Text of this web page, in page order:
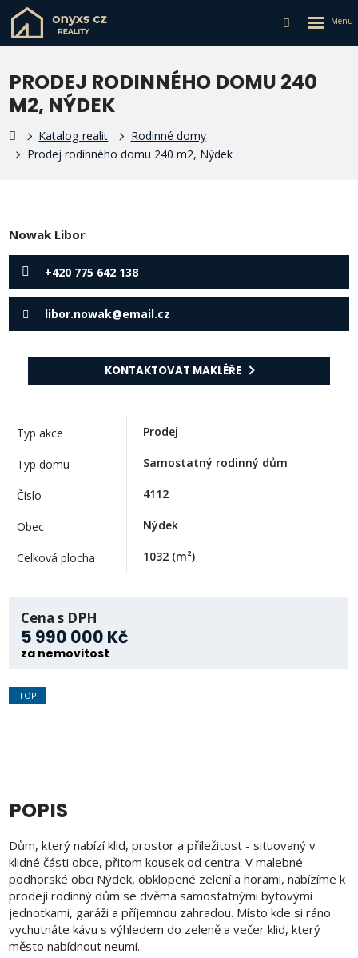
Vyhledávání
PRODEJ RODINNÉHO DOMU 240
M2, NÝDEK
Katalog realit
Rodinné domy
Prodej rodinného domu 240 m2, Nýdek
Nowak Libor
+420 775 642 138
libor.nowak@email.cz
KONTAKTOVAT MAKLÉŘE
Typ akce Prodej
Typ domu Samostatný rodinný dům
Číslo 4112
Obec Nýdek
Celková plocha 1032 (m²)
Cena s DPH
5 990 000 Kč
za nemovitost
TOP
POPIS
Dům, který nabízí klid, prostor a příležitost - situovaný v
klidné části obce, přitom kousek od centra. V malebné
podhorské obci Nýdek, obklopené zelení a horami, nabízíme k
prodeji rodinný dům se dvěma samostatnými bytovými
jednotkami, garáži a příjemnou zahradou. Místo kde si ráno
vychutnáte kávu s výhledem do zeleně a večer klid, který
město nabídnout neumí.